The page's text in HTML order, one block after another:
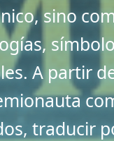
sino
A partir
traducir